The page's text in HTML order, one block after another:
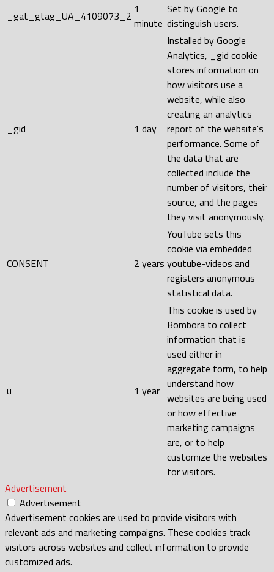
_gat_gtag_UA_4109073_2 1
minute
Set by Google to
distinguish users.
_gid 1 day
Installed by Google
Analytics, _gid cookie
stores information on
how visitors use a
website, while also
creating an analytics
report of the website's
performance. Some of
the data that are
collected include the
number of visitors, their
source, and the pages
they visit anonymously.
CONSENT 2 years
YouTube sets this
cookie via embedded
youtube-videos and
registers anonymous
statistical data.
u 1 year
This cookie is used by
Bombora to collect
information that is
used either in
aggregate form, to help
understand how
websites are being used
or how effective
marketing campaigns
are, or to help
customize the websites
for visitors.
Advertisement
Advertisement
Advertisement cookies are used to provide visitors with
relevant ads and marketing campaigns. These cookies track
visitors across websites and collect information to provide
customized ads.